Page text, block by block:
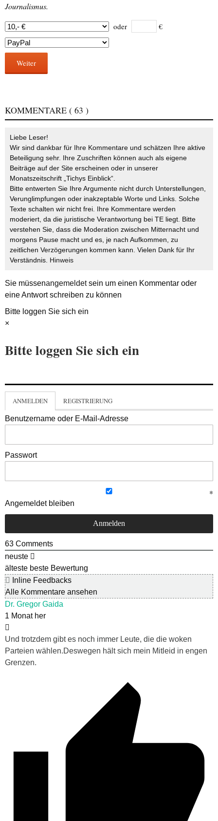
Journalismus.
oder €
Weiter
KOMMENTARE ( 63 )
Liebe Leser!
Wir sind dankbar für Ihre Kommentare und schätzen Ihre aktive
Beteiligung sehr. Ihre Zuschriften können auch als eigene
Beiträge auf der Site erscheinen oder in unserer
Monatszeitschrift „Tichys Einblick“.
Bitte entwerten Sie Ihre Argumente nicht durch Unterstellungen,
Verunglimpfungen oder inakzeptable Worte und Links. Solche
Texte schalten wir nicht frei. Ihre Kommentare werden
moderiert, da die juristische Verantwortung bei TE liegt. Bitte
verstehen Sie, dass die Moderation zwischen Mitternacht und
morgens Pause macht und es, je nach Aufkommen, zu
zeitlichen Verzögerungen kommen kann. Vielen Dank für Ihr
Verständnis. Hinweis
Sie müssenangemeldetsein um einen Kommentar oder
eine Antwort schreiben zu können
Bitte loggen Sie sich ein
×
Bitte loggen Sie sich ein
ANMELDEN REGISTRIERUNG
Benutzername oder E-Mail-Adresse
Passwort
Angemeldet bleiben
63 Comments
neuste
älteste beste Bewertung
Inline Feedbacks
Alle Kommentare ansehen
Dr. Gregor Gaida
1 Monat her
Und trotzdem gibt es noch immer Leute, die die woken
Parteien wählen.Deswegen hält sich mein Mitleid in engen
Grenzen.